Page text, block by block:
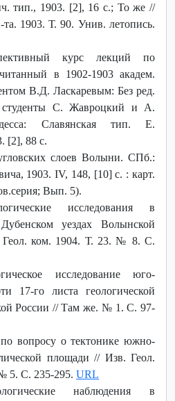
тип., 1903. [2], 16 с.; То же //
1903. Т. 90. Унив. летопись.
курс лекций по
в 1902-1903 академ.
В.Д. Ласкаревым: Без ред.
студенты С. Жавроцкий и А.
Славянская тип. Е.
[2], 88 с.
слоев Волыни. СПб.:
1903. IV, 148, [10] с. : карт.
Вып. 5).
исследования в
уездах Волынской
Геол. ком. 1904. Т. 23. № 8. С.
исследование юго-
17-го листа геологической
России // Там же. № 1. С. 97-
вопросу о тектонике южно-
площади // Изв. Геол.
5. С. 235-295. URL
наблюдения в